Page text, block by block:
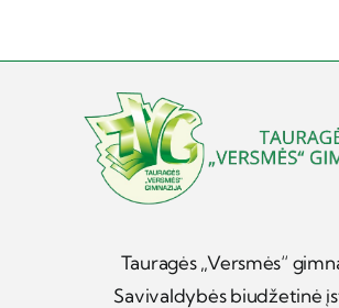
Tauragės „Versmės“
Savivaldybės biudžetinė